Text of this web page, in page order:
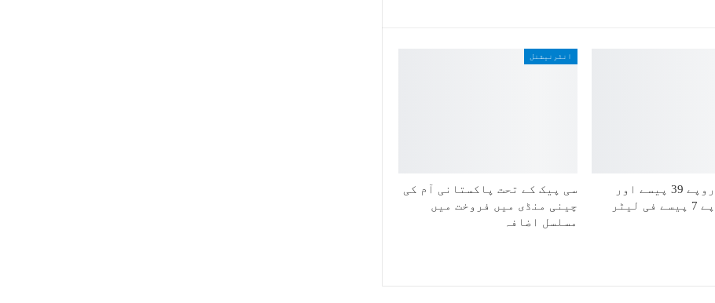
پیٹرول 3 روپے 39 پیسے اور
ڈیزل 4 روپے 7 پیسے فی لیٹر
انٹرنیشنل
سی پیک کے تحت پاکستانی آم کی
چینی منڈی میں فروخت میں
مسلسل اضافہ